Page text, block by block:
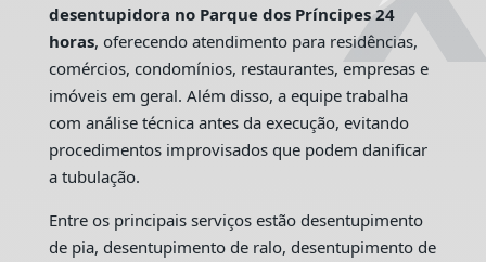
desentupidora no Parque dos Príncipes 24
horas, oferecendo atendimento para residências,
comércios, condomínios, restaurantes, empresas e
imóveis em geral. Além disso, a equipe trabalha
com análise técnica antes da execução, evitando
procedimentos improvisados que podem danificar
a tubulação.
Entre os principais serviços estão desentupimento
de pia, desentupimento de ralo, desentupimento de